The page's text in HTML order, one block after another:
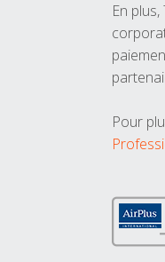
En
Pour